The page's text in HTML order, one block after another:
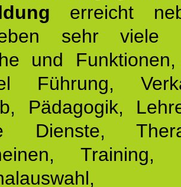
erreicht
sehr viele
und
Führung,
Pädagogik,
Dienste,
Training,